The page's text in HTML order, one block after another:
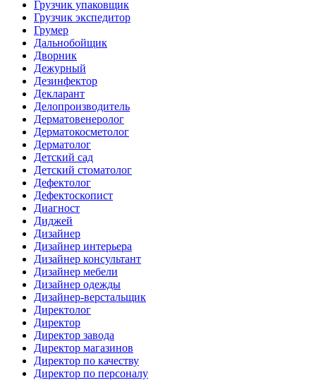
Грузчик упаковщик
Грузчик экспедитор
Грумер
Дальнобойщик
Дворник
Дежурный
Дезинфектор
Декларант
Делопроизводитель
Дерматовенеролог
Дерматокосметолог
Дерматолог
Детский сад
Детский стоматолог
Дефектолог
Дефектоскопист
Диагност
Диджей
Дизайнер
Дизайнер интерьера
Дизайнер консультант
Дизайнер мебели
Дизайнер одежды
Дизайнер-верстальщик
Директолог
Директор
Директор завода
Директор магазинов
Директор по качеству
Директор по персоналу